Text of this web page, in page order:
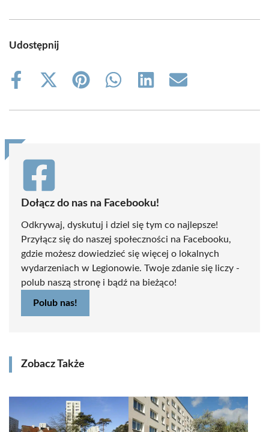
Udostępnij
Share
Share
(Twitter)
Share
Share
Share
Share
Dołącz do nas na Facebooku!
Odkrywaj, dyskutuj i dziel się tym co najlepsze!
Przyłącz się do naszej społeczności na Facebooku,
gdzie możesz dowiedzieć się więcej o lokalnych
wydarzeniach w Legionowie. Twoje zdanie się liczy -
polub naszą stronę i bądź na bieżąco!
Polub nas!
Zobacz Także